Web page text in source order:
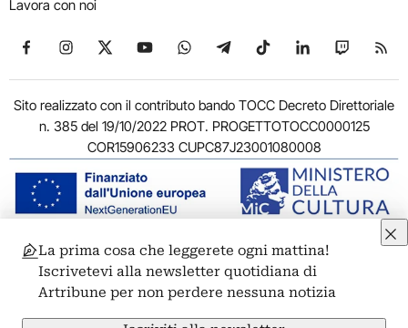
Lavora con noi
Seguici su Facebook
Seguici su Instagram
Seguici su X
Seguici su YouTube
Seguici su WhatsApp
Seguici su Telegram
Seguici su TikTok
Seguici su
Seguici
Sito realizzato con il contributo bando TOCC Decreto Direttoriale
n. 385 del 19/10/2022 PROT. PROGETTOTOCC0000125
COR15906233 CUPC87J23001080008
© 2011-2026 ARTRIBUNE srl – Corso Vittorio Emanuele II, 287 –
00186 Roma - P.I. 11381581005
Privacy: Responsabile della protezione dei dati personali
ARTRIBUNE srl – Corso Vittorio Emanuele II, 287 – 00186 Roma
La prima cosa che leggerete ogni mattina!
Iscrivetevi alla newsletter quotidiana di
Artribune per non perdere nessuna notizia